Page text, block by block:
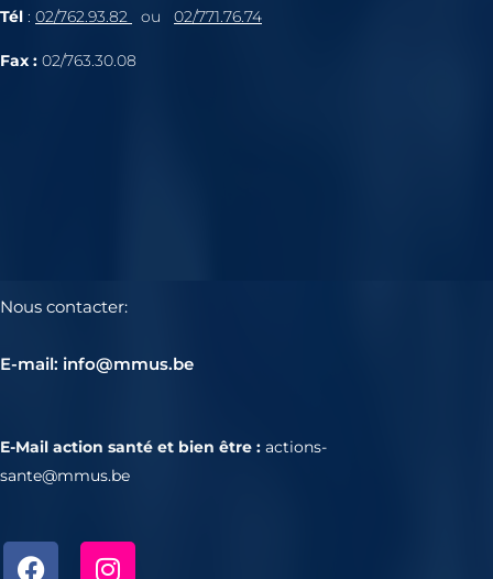
Tél : 02/762.93.82 ou 02/771.76.74
Fax : 02/763.30.08
Nous contacter:
E-mail: info@mmus.be
E-Mail action santé et bien être : actions-
sante@mmus.be
F
I